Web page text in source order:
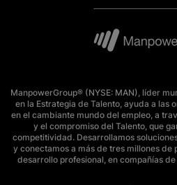
ManpowerGroup® (NYSE: MAN), líder
en la Estrategia de Talento, ayuda a las
en el cambiante mundo del empleo, a
y el compromiso del Talento, que
competitividad. Desarrollamos
y conectamos a más de tres millones de
desarrollo profesional, en compañías